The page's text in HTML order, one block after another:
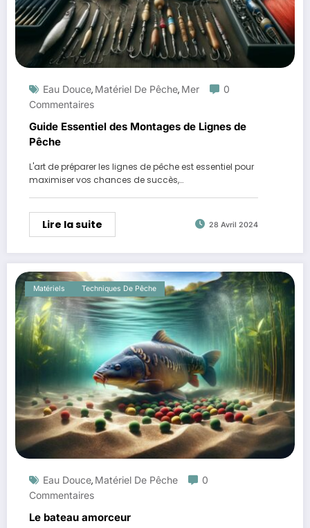
Eau Douce, Matériel De Pêche, Mer
0
Commentaires
Guide Essentiel des Montages de Lignes de
Pêche
L'art de préparer les lignes de pêche est essentiel pour
maximiser vos chances de succès,…
Lire la suite 28 Avril 2024
Matériels Techniques De Pêche
Eau Douce, Matériel De Pêche
0
Commentaires
Le bateau amorceur